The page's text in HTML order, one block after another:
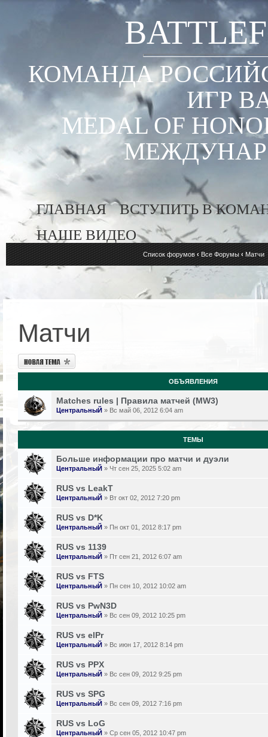
КОМАНДА
ИГР
MEDAL OF
ГЛАВНАЯ
ВСТУПИТЬ В
НАШЕ ВИДЕО
Список форумов ‹ Все Форумы ‹ Матчи
Матчи
Новая тема
ОБЪЯВЛЕНИЯ
Matches rules | Правила матчей (MW3)
ЦентральныЙ » Вс май 06, 2012 6:04 am
ТЕМЫ
Больше информации про матчи и дуэли
ЦентральныЙ » Чт сен 25, 2025 5:02 am
RUS vs LeakT
ЦентральныЙ » Вт окт 02, 2012 7:20 pm
RUS vs D*K
ЦентральныЙ » Пн окт 01, 2012 8:17 pm
RUS vs 1139
ЦентральныЙ » Пт сен 21, 2012 6:07 am
RUS vs FTS
ЦентральныЙ » Пн сен 10, 2012 10:02 am
RUS vs PwN3D
ЦентральныЙ » Вс сен 09, 2012 10:25 pm
RUS vs elPr
ЦентральныЙ » Вс июн 17, 2012 8:14 pm
RUS vs PPX
ЦентральныЙ » Вс сен 09, 2012 9:25 pm
RUS vs SPG
ЦентральныЙ » Вс сен 09, 2012 7:16 pm
RUS vs LoG
ЦентральныЙ » Ср сен 05, 2012 10:47 pm